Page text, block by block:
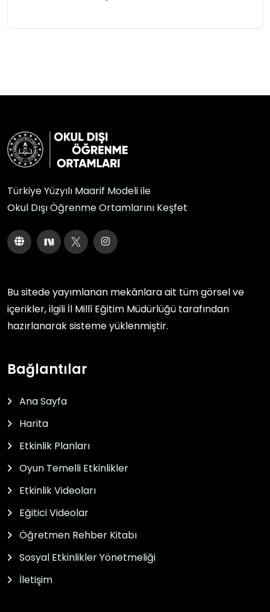
Türkiye Yüzyılı Maarif Modeli ile
Okul Dışı Öğrenme Ortamlarını Keşfet
Bu sitede yayımlanan mekânlara ait tüm görsel ve
içerikler, ilgili İl Millî Eğitim Müdürlüğü tarafından
hazırlanarak sisteme yüklenmiştir.
Bağlantılar
Ana Sayfa
Harita
Etkinlik Planları
Oyun Temelli Etkinlikler
Etkinlik Videoları
Eğitici Videolar
Öğretmen Rehber Kitabı
Sosyal Etkinlikler Yönetmeliği
İletişim